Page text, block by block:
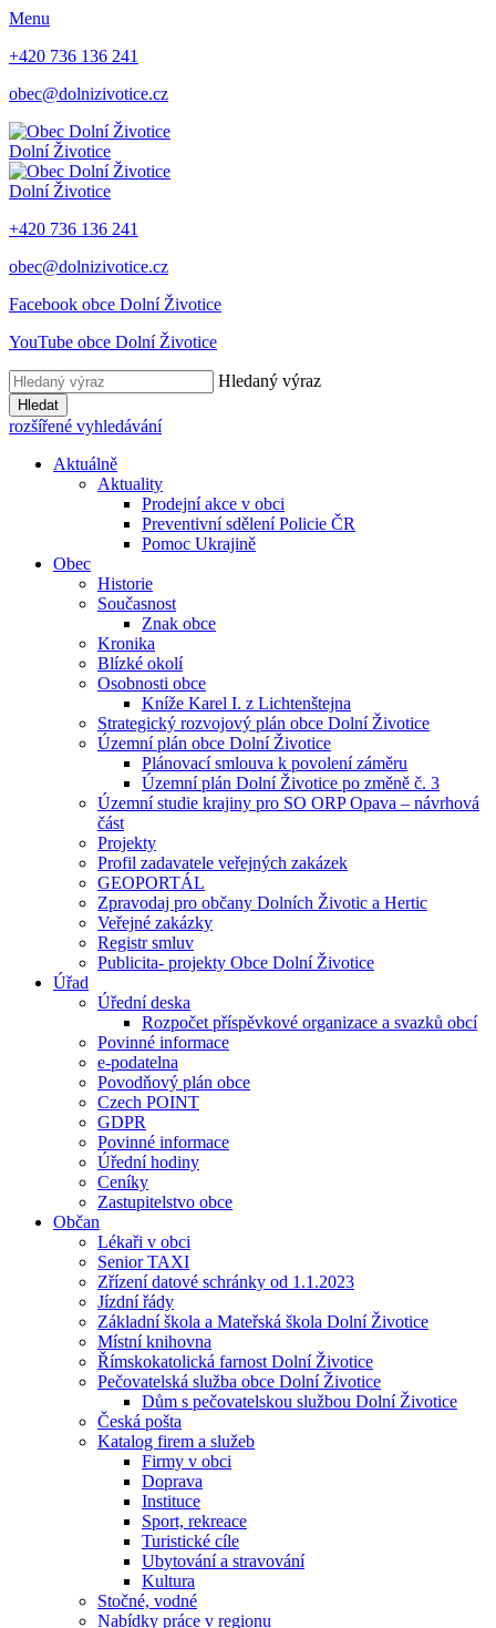
Menu
+420 736 136 241
obec@dolnizivotice.cz
Dolní Životice
Dolní Životice
+420 736 136 241
obec@dolnizivotice.cz
Facebook obce Dolní Životice
YouTube obce Dolní Životice
Hledaný výraz
Hledat
rozšířené vyhledávání
Aktuálně
Aktuality
Prodejní akce v obci
Preventivní sdělení Policie ČR
Pomoc Ukrajině
Obec
Historie
Současnost
Znak obce
Kronika
Blízké okolí
Osobnosti obce
Kníže Karel I. z Lichtenštejna
Strategický rozvojový plán obce Dolní Životice
Územní plán obce Dolní Životice
Plánovací smlouva k povolení záměru
Územní plán Dolní Životice po změně č. 3
Územní studie krajiny pro SO ORP Opava – návrhová
část
Projekty
Profil zadavatele veřejných zakázek
GEOPORTÁL
Zpravodaj pro občany Dolních Životic a Hertic
Veřejné zakázky
Registr smluv
Publicita- projekty Obce Dolní Životice
Úřad
Úřední deska
Rozpočet příspěvkové organizace a svazků obcí
Povinné informace
e-podatelna
Povodňový plán obce
Czech POINT
GDPR
Povinné informace
Úřední hodiny
Ceníky
Zastupitelstvo obce
Občan
Lékaři v obci
Senior TAXI
Zřízení datové schránky od 1.1.2023
Jízdní řády
Základní škola a Mateřská škola Dolní Životice
Místní knihovna
Římskokatolická farnost Dolní Životice
Pečovatelská služba obce Dolní Životice
Dům s pečovatelskou službou Dolní Životice
Česká pošta
Katalog firem a služeb
Firmy v obci
Doprava
Instituce
Sport, rekreace
Turistické cíle
Ubytování a stravování
Kultura
Stočné, vodné
Nabídky práce v regionu